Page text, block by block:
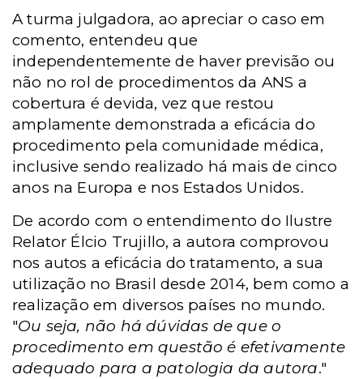
A turma julgadora, ao apreciar o caso em
comento, entendeu que
independentementede haver previsão ou
não no rol de procedimentos da ANS a
cobertura é devida, vez que restou
amplamente demonstrada a eficácia do
procedimento pela comunidade médica,
inclusive sendo realizado há mais de cinco
anos na Europa e nos Estados Unidos.
De acordo com o entendimento do Ilustre
Relator Élcio Trujillo, a autora comprovou
nos autos a eficácia do tratamento, a sua
utilização no Brasil desde 2014, bem como a
realização em diversos países no mundo.
"Ou seja, não há dúvidas de que o
procedimento em questão é efetivamente
adequado para a patologia da autora."